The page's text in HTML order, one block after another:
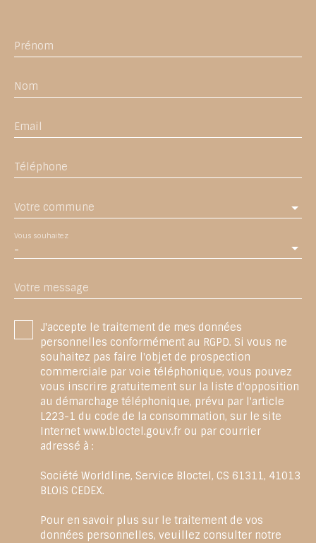
Prénom
Nom
Email
Téléphone
Votre commune
-
Vous souhaitez
Votre message
J'accepte le traitement de mes données
personnelles conformément au RGPD. Si vous ne
souhaitez pas faire l'objet de prospection
commerciale par voie téléphonique, vous pouvez
vous inscrire gratuitement sur la liste d'opposition
au démarchage téléphonique, prévu par l'article
L223-1 du code de la consommation, sur le site
Internet www.bloctel.gouv.fr ou par courrier
adressé à :
Société Worldline, Service Bloctel, CS 61311, 41013
BLOIS CEDEX.
Pour en savoir plus sur le traitement de vos
données personnelles, veuillez consulter notre